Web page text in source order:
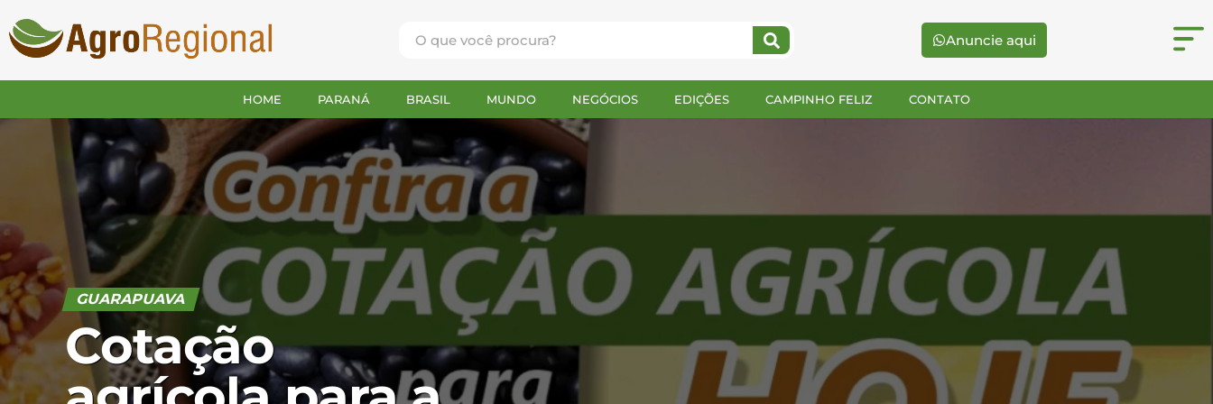
Anuncie aqui
HOME PARANÁ BRASIL MUNDO NEGÓCIOS EDIÇÕES CAMPINHO FELIZ CONTATO
GUARAPUAVA
Cotação